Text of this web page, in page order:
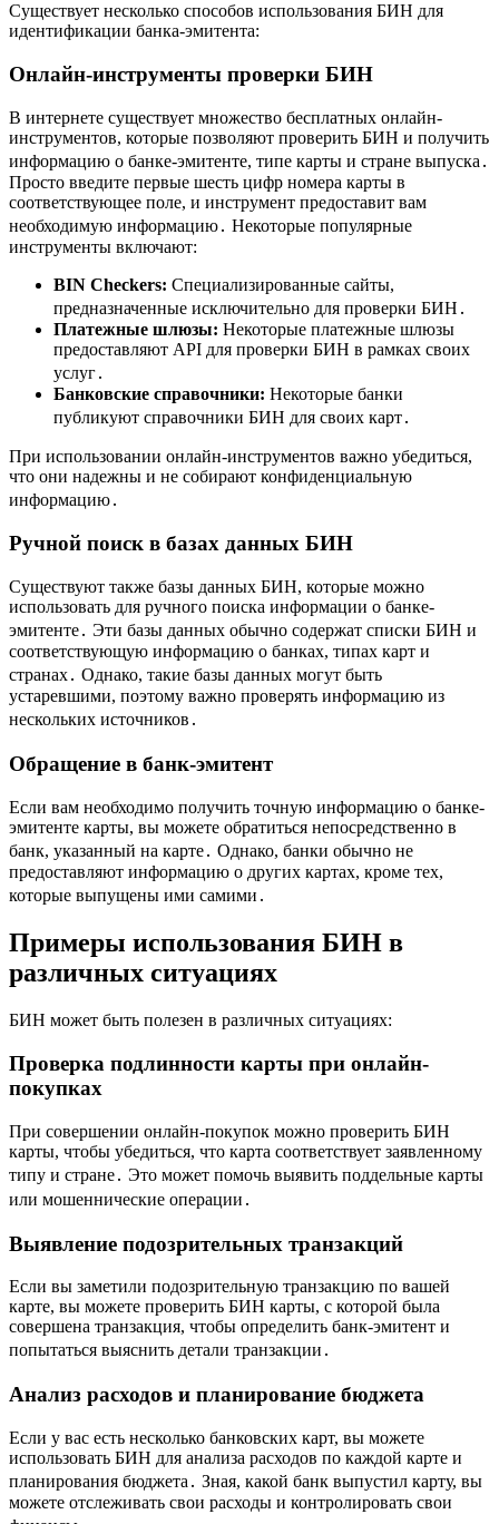
Существует несколько способов использования БИН для
идентификации банка-эмитента:
Онлайн-инструменты проверки БИН
В интернете существует множество бесплатных онлайн-
инструментов, которые позволяют проверить БИН и получить
информацию о банке-эмитенте, типе карты и стране выпуска․
Просто введите первые шесть цифр номера карты в
соответствующее поле, и инструмент предоставит вам
необходимую информацию․ Некоторые популярные
инструменты включают:
BIN Checkers: Специализированные сайты,
предназначенные исключительно для проверки БИН․
Платежные шлюзы: Некоторые платежные шлюзы
предоставляют API для проверки БИН в рамках своих
услуг․
Банковские справочники: Некоторые банки
публикуют справочники БИН для своих карт․
При использовании онлайн-инструментов важно убедиться,
что они надежны и не собирают конфиденциальную
информацию․
Ручной поиск в базах данных БИН
Существуют также базы данных БИН, которые можно
использовать для ручного поиска информации о банке-
эмитенте․ Эти базы данных обычно содержат списки БИН и
соответствующую информацию о банках, типах карт и
странах․ Однако, такие базы данных могут быть
устаревшими, поэтому важно проверять информацию из
нескольких источников․
Обращение в банк-эмитент
Если вам необходимо получить точную информацию о банке-
эмитенте карты, вы можете обратиться непосредственно в
банк, указанный на карте․ Однако, банки обычно не
предоставляют информацию о других картах, кроме тех,
которые выпущены ими самими․
Примеры использования БИН в
различных ситуациях
БИН может быть полезен в различных ситуациях:
Проверка подлинности карты при онлайн-
покупках
При совершении онлайн-покупок можно проверить БИН
карты, чтобы убедиться, что карта соответствует заявленному
типу и стране․ Это может помочь выявить поддельные карты
или мошеннические операции․
Выявление подозрительных транзакций
Если вы заметили подозрительную транзакцию по вашей
карте, вы можете проверить БИН карты, с которой была
совершена транзакция, чтобы определить банк-эмитент и
попытаться выяснить детали транзакции․
Анализ расходов и планирование бюджета
Если у вас есть несколько банковских карт, вы можете
использовать БИН для анализа расходов по каждой карте и
планирования бюджета․ Зная, какой банк выпустил карту, вы
можете отслеживать свои расходы и контролировать свои